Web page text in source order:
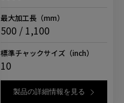
最大加工長（mm）
500 / 1,100
標準チャックサイズ（inch）
10
製品の詳細情報を見る